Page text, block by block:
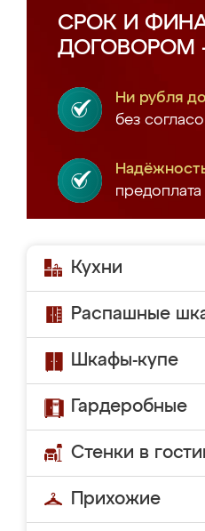
СРОК И
ДОГОВОРОМ
Ни рубля
без
Кухни
Распашные
Шкафы-купе
Гардеробные
Стенки в
Прихожие